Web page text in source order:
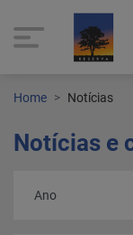
Home Notícias
Notícias e